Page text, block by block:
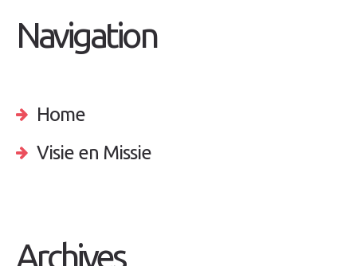
Navigation
Home
Visie en Missie
Archives